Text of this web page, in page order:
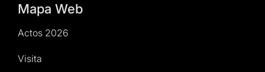
Mapa Web
Actos 2026
Visita